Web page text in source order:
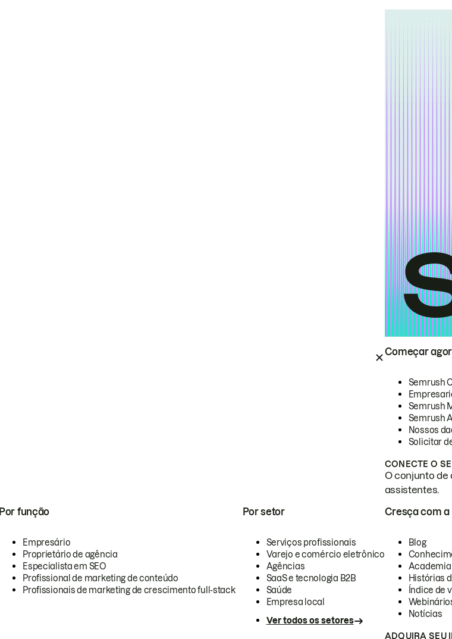
Começar
Semrush
Semrush
Semrush
Nossos
Solicitar
CONECTE O
O conjunto de
assistentes.
Por função
Empresário
Proprietário de agência
Especialista em SEO
Profissional de marketing de conteúdo
Profissionais de marketing de crescimento full-stack
Por setor
Serviços profissionais
Varejo e comércio eletrônico
Agências
SaaS e tecnologia B2B
Saúde
Empresa local
Ver todos os setores
Cresça com a
Blog
Academia
Histórias
Índice de
Notícias
ADQUIRA SEU